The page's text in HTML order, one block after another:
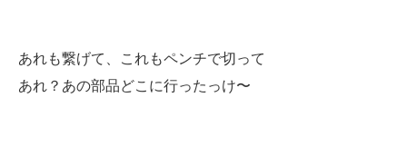
あれも繋げて、これもペンチで切って
あれ？あの部品どこに行ったっけ〜